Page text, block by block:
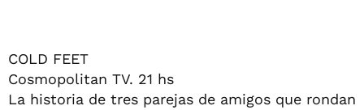
COLD FEET
Cosmopolitan TV. 21 hs
La historia de tres parejas de amigos que rondan